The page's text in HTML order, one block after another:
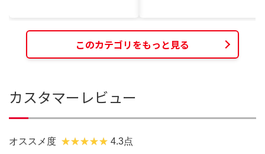
このカテゴリをもっと見る
カスタマーレビュー
オススメ度 4.3点